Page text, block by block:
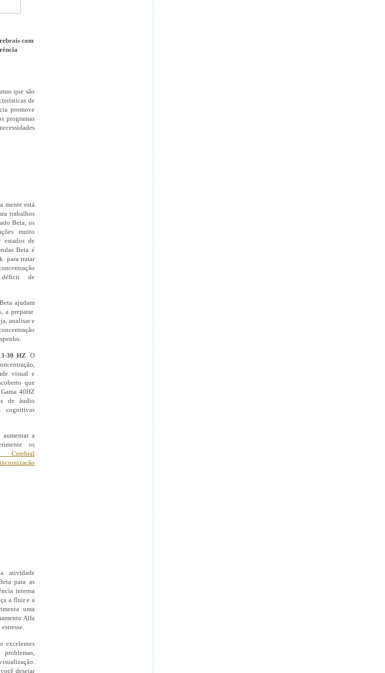
com
que são
de
promove
programas
mente está
trabalhos
Beta, os
muito
de
Beta é
para tratar
de
ajudam
a preparar
analisar e
30 HZ. O
visual e
que
40HZ
de áudio
a
os
atividade
para as
interna
a fluir e a
uma
Alfa
excelentes
desejar